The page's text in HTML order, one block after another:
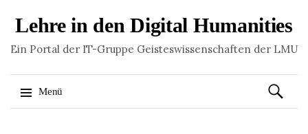
Lehre in den Digital Humanities
Ein Portal der IT-Gruppe Geisteswissenschaften der LMU
Menü
Suchen
nach: